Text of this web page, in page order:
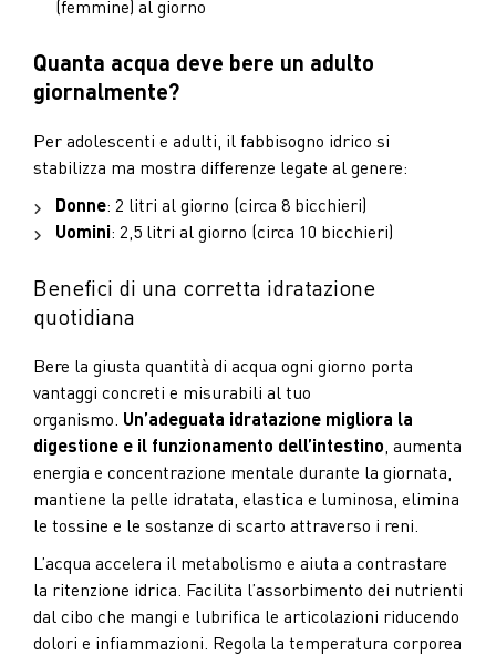
(femmine) al giorno
Quanta acqua deve bere un adulto
giornalmente?
Per adolescenti e adulti, il fabbisogno idrico si
stabilizza ma mostra differenze legate al genere:
Donne: 2 litri al giorno (circa 8 bicchieri)
Uomini: 2,5 litri al giorno (circa 10 bicchieri)
Benefici di una corretta idratazione
quotidiana
Bere la giusta quantità di acqua ogni giorno porta
vantaggi concreti e misurabili al tuo
organismo. Un’adeguata idratazione migliora la
digestione e il funzionamento dell’intestino , aumenta
energia e concentrazione mentale durante la giornata,
mantiene la pelle idratata, elastica e luminosa, elimina
le tossine e le sostanze di scarto attraverso i reni.
L’acqua accelera il metabolismo e aiuta a contrastare
la ritenzione idrica. Facilita l’assorbimento dei nutrienti
dal cibo che mangi e lubrifica le articolazioni riducendo
dolori e infiammazioni. Regola la temperatura corporea